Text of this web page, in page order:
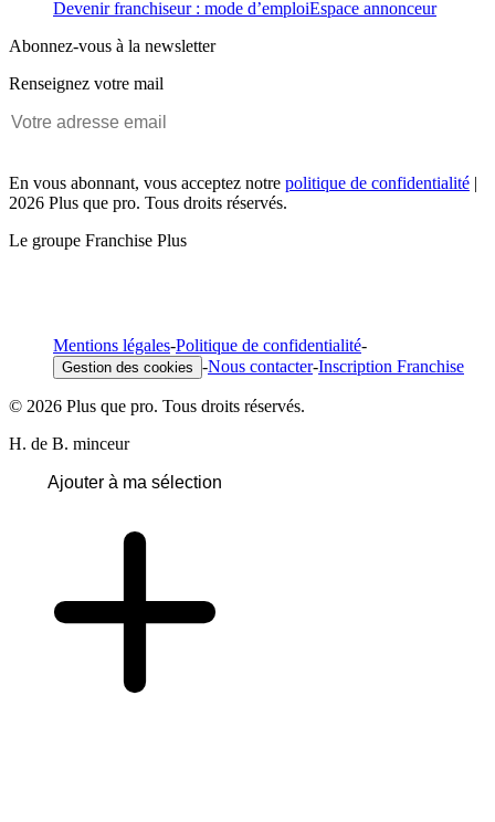
Devenir franchiseur : mode d’emploiEspace annonceur
Abonnez-vous à la newsletter
Renseignez votre mail
En vous abonnant, vous acceptez notre politique de confidentialité |
2026 Plus que pro. Tous droits réservés.
Le groupe Franchise Plus
Mentions légales-Politique de confidentialité-
Gestion des cookies -Nous contacter-Inscription Franchise
© 2026 Plus que pro. Tous droits réservés.
H. de B. minceur
Ajouter à ma sélection